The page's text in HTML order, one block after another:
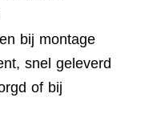
bij montage
snel geleverd
of bij